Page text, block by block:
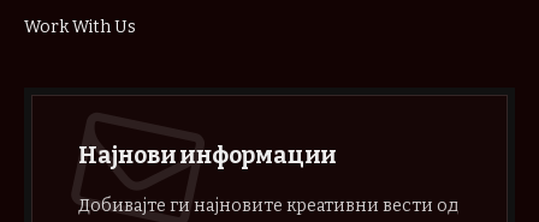
Work With Us
Најнови информации
Добивајте ги најновите креативни вести од